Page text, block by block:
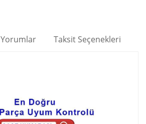
Yorumlar Taksit Seçenekleri